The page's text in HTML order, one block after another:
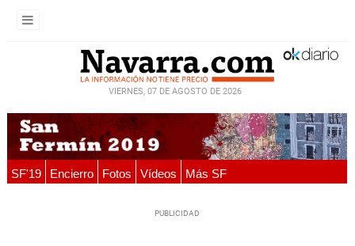
VIERNES, 07 DE AGOSTO DE 2026
SF'19 Encierro Fotos Vídeos Más SF